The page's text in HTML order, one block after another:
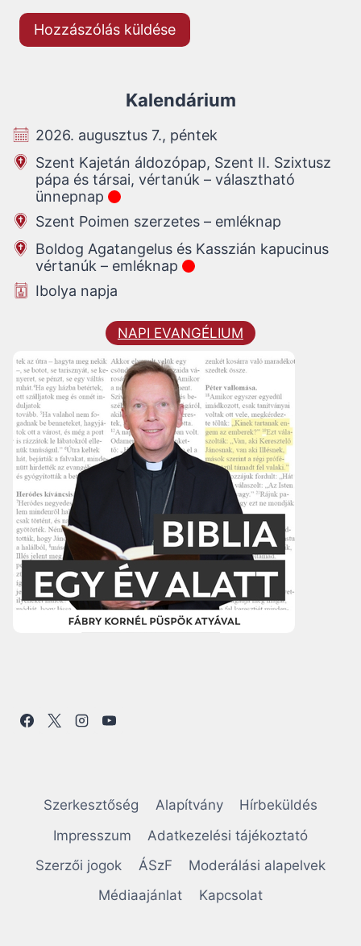
Kalendárium
2026. augusztus 7., péntek
Szent Kajetán áldozópap, Szent II. Szixtusz
pápa és társai, vértanúk – választható
ünnepnap
Szent Poimen szerzetes – emléknap
Boldog Agatangelus és Kasszián kapucinus
vértanúk – emléknap
Ibolya napja
NAPI EVANGÉLIUM
Szerkesztőség Alapítvány
Hírbeküldés
Impresszum
Adatkezelési tájékoztató
Szerzői jogok
ÁSzF
Moderálási alapelvek
Médiaajánlat
Kapcsolat